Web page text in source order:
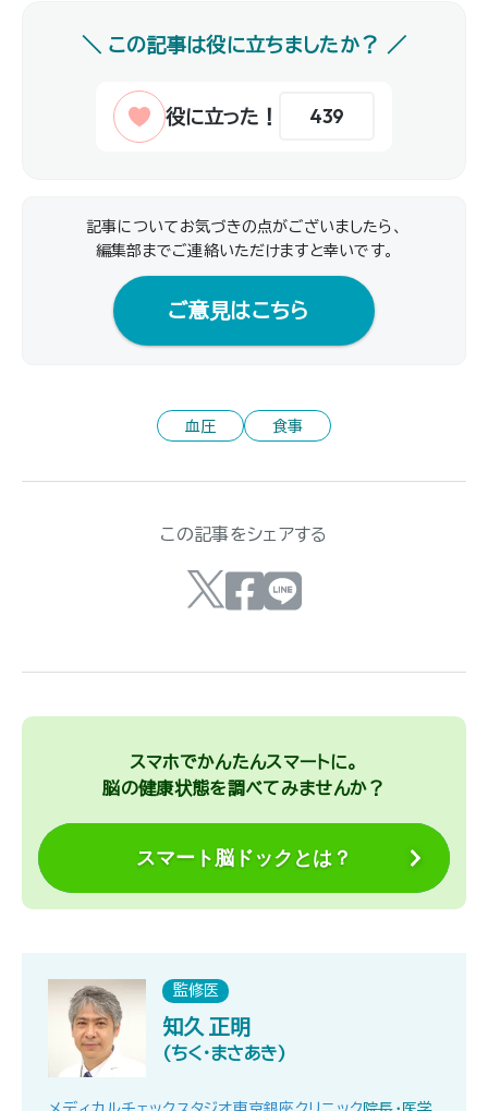
439
記事についてお気づきの点がございましたら、
編集部までご連絡いただけますと幸いです｡
ご意見はこちら
血圧 食事
この記事をシェアする
スマホでかんたんスマートに。
脳の健康状態を調べてみませんか？
スマート脳ドックとは？
監修医
知久 正明
(ちく・まさあき)